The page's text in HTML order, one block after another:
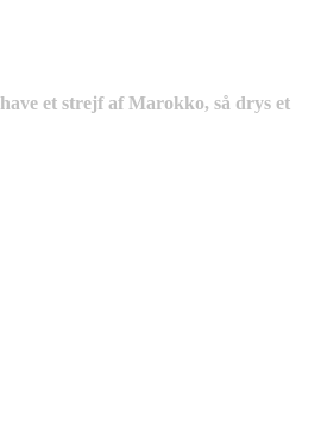
et strejf af Marokko, så drys et